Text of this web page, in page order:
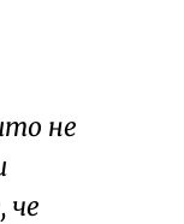
не
че